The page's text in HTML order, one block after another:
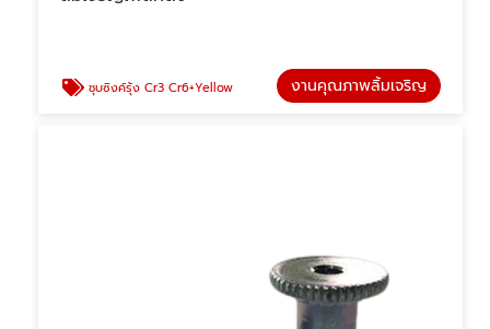
ชุบซิงค์รุ้ง Cr3 Cr6+Yellow งานคุณภาพลิ้มเจริญ